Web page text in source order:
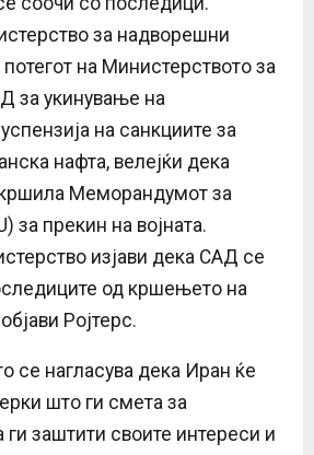
за надворешни
на Министерството за
за укинување на
на санкциите за
нафта, велејќи дека
Меморандумот за
за прекин на војната.
изјави дека САД се
од кршењето на
Ројтерс.
се нагласува дека Иран ќе
што ги смета за
заштити своите интереси и